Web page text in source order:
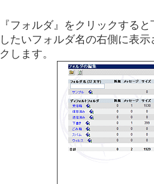
『フォルダ』をクリックする
したいフォルダ名の右側に表
クします。